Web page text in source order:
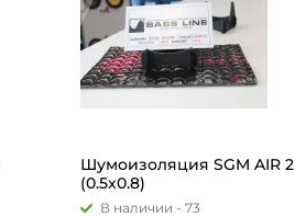
Шумоизоляция SGM AIR 2
(0.5x0.8)
В наличии - 73